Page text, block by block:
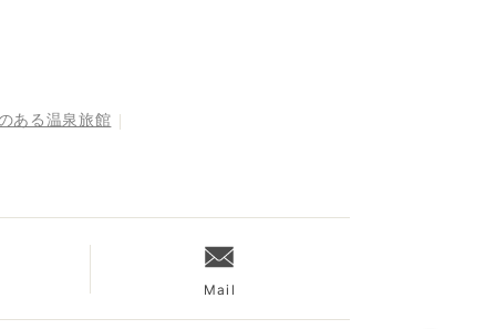
ある温泉旅館
Mail